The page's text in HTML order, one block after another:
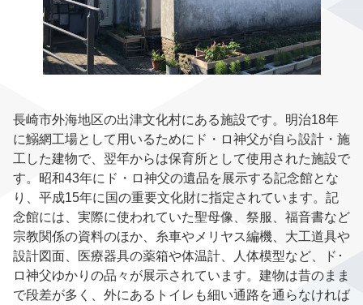
長崎市外海地区の出津文化村にある施設です。明治18年
に鰯網工場として用いるためにド・ロ神父が自ら設計・施
工した建物で、翌年からは保育所として使用された施設で
す。昭和43年にド・ロ神父の遺品を展示する記念館とな
り、平成15年に国の重要文化財に指定されています。記
念館には、実際に使われていた聖母像、祭服、福音書など
宗教関係の資料のほか、糸車やメリヤス編機、大工道具や
設計図面、医療器具の薬箱や体温計、人体模型など、ド･
ロ神父ゆかりの品々が展示されています。建物は昔のまま
で段差が多く、外にあるトイレも細い通路を通らなければ